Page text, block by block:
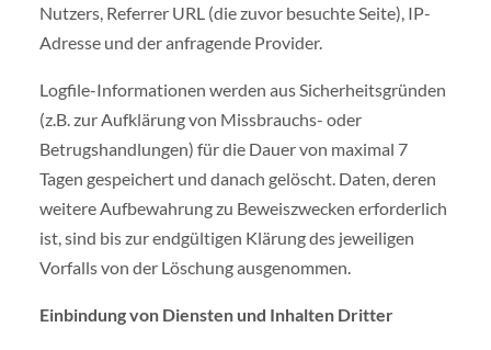
Nutzers, Referrer URL (die zuvor besuchte Seite), IP-
Adresse und der anfragende Provider.
Logfile-Informationen werden aus Sicherheitsgründen
(z.B. zur Aufklärung von Missbrauchs- oder
Betrugshandlungen) für die Dauer von maximal 7
Tagen gespeichert und danach gelöscht. Daten, deren
weitere Aufbewahrung zu Beweiszwecken erforderlich
ist, sind bis zur endgültigen Klärung des jeweiligen
Vorfalls von der Löschung ausgenommen.
Einbindung von Diensten und Inhalten Dritter